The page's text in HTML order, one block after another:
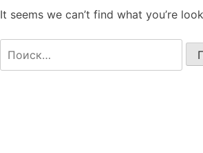
It seems we can’t find what you’re